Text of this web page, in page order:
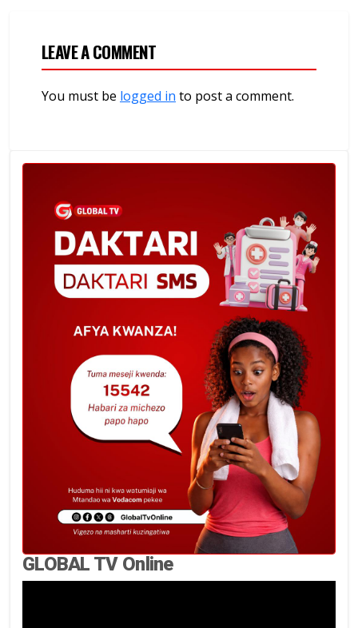
LEAVE A COMMENT
You must be logged in to post a comment.
GLOBAL TV Online